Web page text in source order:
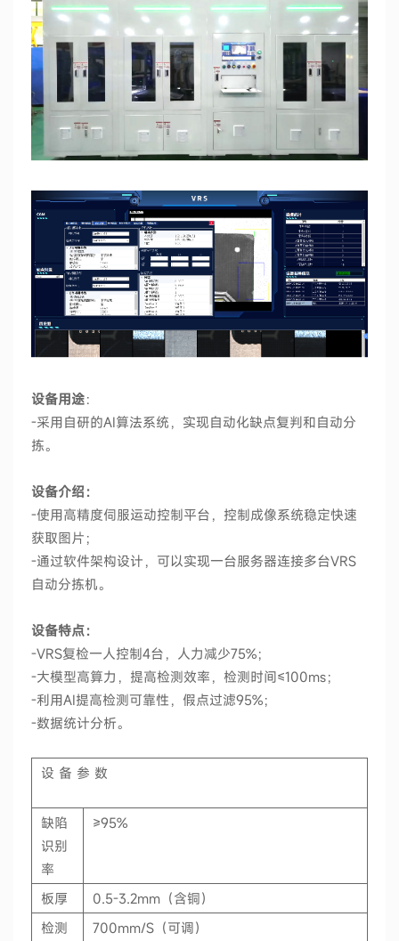
设备用途：
-采用自研的AI算法系统，实现自动化缺点复判和自动分
拣。
设备介绍：
-使用高精度伺服运动控制平台，控制成像系统稳定快速
获取图片；
-通过软件架构设计，可以实现一台服务器连接多台VRS
自动分拣机。
设备特点：
-VRS复检一人控制4台，人力减少75%；
-大模型高算力，提高检测效率，检测时间≤100ms；
-利用AI提高检测可靠性，假点过滤95%；
-数据统计分析。
设 备 参 数
缺陷
识别
率
≥95%
板厚
0.5-3.2mm（含铜）
检测
700mm/S（可调）